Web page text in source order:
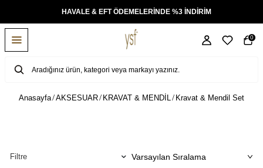
HAVALE & EFT ÖDEMELERİNDE %3 İNDİRİM
0
Anasayfa AKSESUAR KRAVAT & MENDİL Kravat & Mendil Set
Filtre